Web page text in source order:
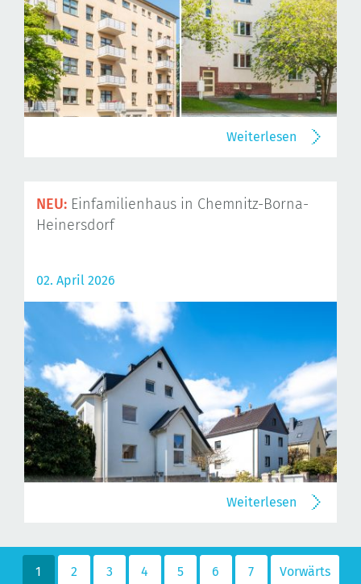
Weiterlesen
NEU: Einfamilienhaus in Chemnitz-Borna-
Heinersdorf
02. April 2026
Weiterlesen
1 2 3 4 5 6 7 Vorwärts